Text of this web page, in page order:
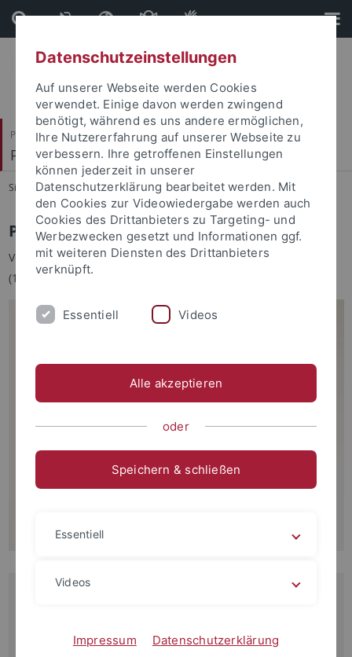
Direkt
zum
Inhalt
Direkt
zur
Fußleiste
Philosophische Fakultät
Philologisches Seminar
Sie sind hier: Startseite ... Übersicht
PD Dr. Lisa Sannicandro
Vertretung des Lehrstuhls von Frau Prof. Dr. Wolkenhauer
(1.10.2025 - 31.3.2027)
72074 Tübingen
Datenschutzeinstellungen
Auf unserer Webseite werden Cookies
verwendet. Einige davon werden zwingend
benötigt, während es uns andere ermöglichen,
Ihre Nutzererfahrung auf unserer Webseite zu
verbessern. Ihre getroffenen Einstellungen
können jederzeit in unserer
Datenschutzerklärung bearbeitet werden. Mit
den Cookies zur Videowiedergabe werden auch
Cookies des Drittanbieters zu Targeting- und
Werbezwecken gesetzt und Informationen ggf.
mit weiteren Diensten des Drittanbieters
verknüpft.
Essentiell Videos
Alle akzeptieren
oder
Speichern & schließen
Essentiell
Videos
Impressum Datenschutzerklärung